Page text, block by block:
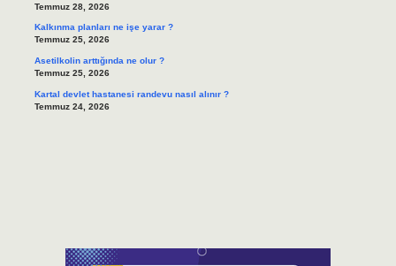
Temmuz 28, 2026
Kalkınma planları ne işe yarar ?
Temmuz 25, 2026
Asetilkolin arttığında ne olur ?
Temmuz 25, 2026
Kartal devlet hastanesi randevu nasıl alınır ?
Temmuz 24, 2026